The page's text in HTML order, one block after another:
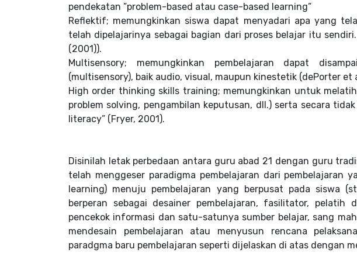
pendekatan ”problem-based atau case-based learning”
Reflektif; memungkinkan siswa dapat menyadari apa yang
telah dipelajarinya sebagai bagian dari proses belajar itu
(2001)).
Multisensory; memungkinkan pembelajaran dapat
(multisensory), baik audio, visual, maupun kinestetik (dePorter et
High order thinking skills training; memungkinkan untuk
problem solving, pengambilan keputusan, dll.) serta secara
literacy” (Fryer, 2001).
Disinilah letak perbedaan antara guru abad 21 dengan guru
telah menggeser paradigma pembelajaran dari pembelajaran
learning) menuju pembelajaran yang berpusat pada siswa
berperan sebagai desainer pembelajaran, fasilitator, pelatih
pencekok informasi dan satu-satunya sumber belajar, sang
mendesain pembelajaran atau menyusun rencana
paradgma baru pembelajaran seperti dijelaskan di atas dengan